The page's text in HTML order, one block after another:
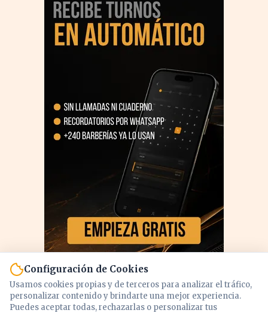
Configuración de Cookies
Usamos cookies propias y de terceros para analizar el tráfico,
personalizar contenido y brindarte una mejor experiencia.
Puedes aceptar todas, rechazarlas o personalizar tus